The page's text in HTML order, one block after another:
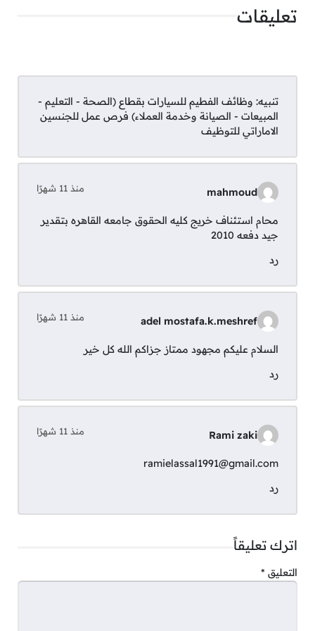
الشروط:
دبلوم ثانوي أو ما يعادله مع خبرة سنتين على
مهارات قوية في خدمة العملاء والتواصل
اللفظي.
القدرة على الوقوف لفترات طويلة مع بعض مهام
الرفع الثقيل.
4- مطلوب مصمم جرافيك مبتدئ
الشروط:
بكالوريوس في التصميم الجرافيكي أو الفنون
البصرية (أو خبرة معادلة) مع محفظة أعمال
التخطيط.
على العمل تحت ضغط، مع اعتبار معرفة الرسوم
تعليقات
تنبيه: وظائف الفطيم للسيارات بقطاع (الصحة - التعليم -
المبيعات - الصيانة وخدمة العملاء) فرص عمل للجنسين
الاماراتي للتوظيف
mahmoud منذ 11 شهرًا
محام استئناف خريج كليه الحقوق جامعه القاهره بتقدير
جيد دفعه 2010
رد
adel mostafa.k.meshref منذ 11 شهرًا
السلام عليكم مجهود ممتاز جزاكم الله كل خير
رد
Rami zaki منذ 11 شهرًا
ramielassal1991@gmail.com
رد
اترك تعليقاً
التعليق *